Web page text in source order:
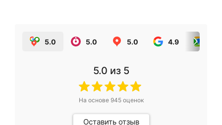
5.0 5.0 5.0 4.9
5.0 из 5
На основе 945оценок
Оставить отзыв